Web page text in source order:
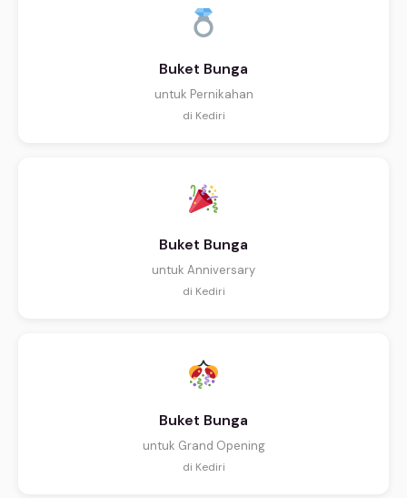
Buket Bunga
untuk Pernikahan
di Kediri
Buket Bunga
untuk Anniversary
di Kediri
Buket Bunga
untuk Grand Opening
di Kediri